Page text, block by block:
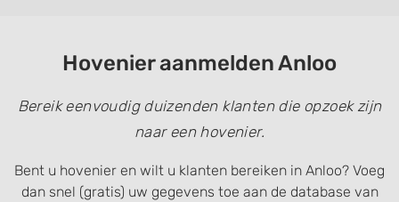
Hovenier aanmelden Anloo
Bereik eenvoudig duizenden klanten die opzoek zijn
naar een hovenier.
Bent u hovenier en wilt u klanten bereiken in Anloo? Voeg
dan snel (gratis) uw gegevens toe aan de database van